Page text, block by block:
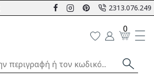
2313.076.249
0